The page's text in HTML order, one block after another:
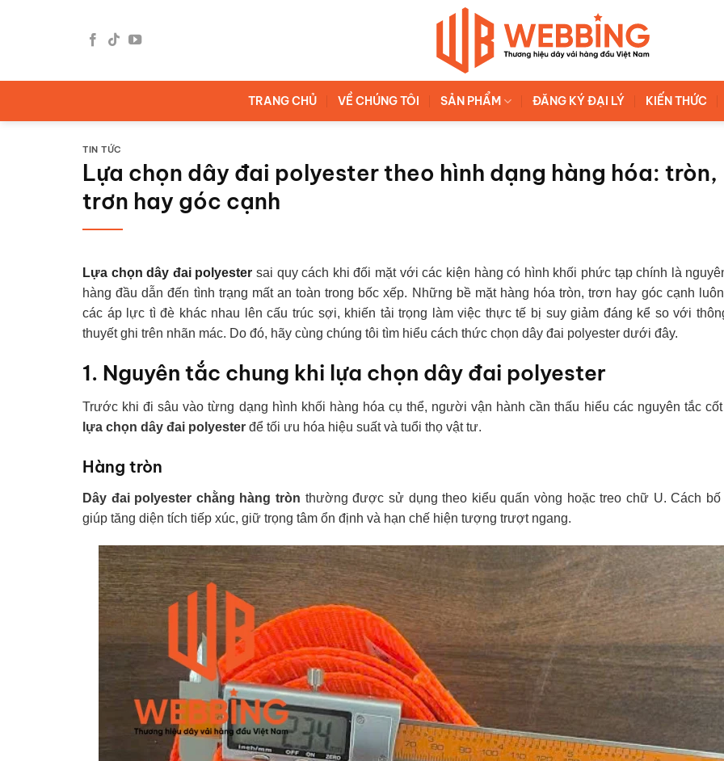
TRANG CHỦ VỀ CHÚNG TÔI SẢN PHẨM ĐĂNG KÝ ĐẠI LÝ KIẾN THỨC
TIN TỨC
Lựa chọn dây đai polyester theo hình dạng hàng hóa: tròn,
trơn hay góc cạnh
Lựa chọn dây đai polyester sai quy cách khi đối mặt với các kiện hàng có hình khối phức tạp chính là
hàng đầu dẫn đến tình trạng mất an toàn trong bốc xếp. Những bề mặt hàng hóa tròn, trơn hay góc cạnh
các áp lực tì đè khác nhau lên cấu trúc sợi, khiến tải trọng làm việc thực tế bị suy giảm đáng kể so với
thuyết ghi trên nhãn mác. Do đó, hãy cùng chúng tôi tìm hiểu cách thức chọn dây đai polyester dưới đây.
1. Nguyên tắc chung khi lựa chọn dây đai polyester
Trước khi đi sâu vào từng dạng hình khối hàng hóa cụ thể, người vận hành cần thấu hiểu các nguyên tắc
lựa chọn dây đai polyester để tối ưu hóa hiệu suất và tuổi thọ vật tư.
Hàng tròn
Dây đai polyester chằng hàng tròn thường được sử dụng theo kiểu quấn vòng hoặc treo chữ U. Cách bố
giúp tăng diện tích tiếp xúc, giữ trọng tâm ổn định và hạn chế hiện tượng trượt ngang.